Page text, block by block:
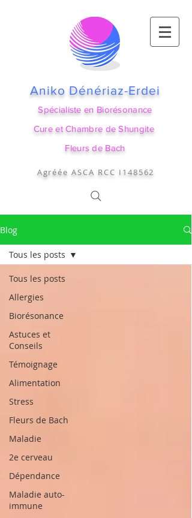
Aniko Dénériaz-Erdei
Spécialiste en Biorésonance
Cure et Chambre de Shungite
Fleurs de Bach
Agréée ASCA RCC I148562
Blog
Tous les posts
Allergies
Biorésonance
Astuces et
Conseils
Témoignage
Alimentation
Stress
Fleurs de Bach
Maladie
2e cerveau
Dépendance
Maladie auto-
immune
Tous les posts